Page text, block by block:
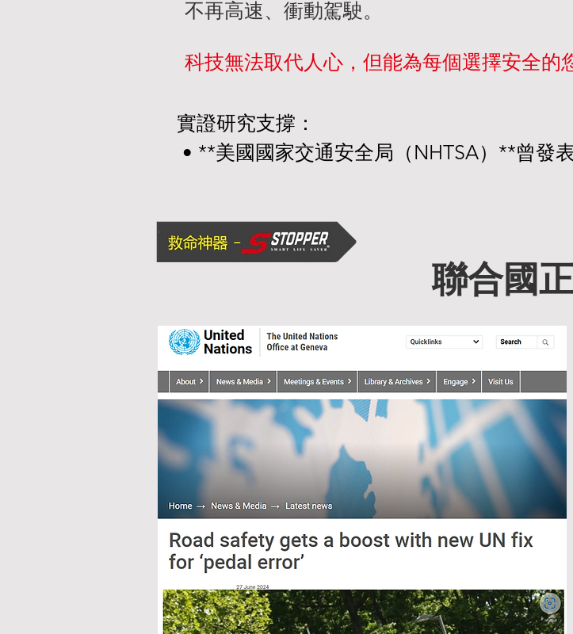
不再高速、衝動駕駛。
科技無法取代人心，但能為每個選擇安全的
實證研究支撐：
• **美國國家交通安全局（NHTSA）**曾發
「開車時人在緊張時明明要踩煞車，卻踩了
中有明確的解釋，屬於**「壓力誘發的動作
error under stress）」**，以下是專業解釋：
1. 壓力下「前額葉皮質功能下降」：理性控
• **前額葉皮質（Prefrontal Cortex）**是大
域。
• 高壓（例如緊張、驚嚇）時，杏仁核（
腦會資源轉移到處理生存危機的系統。
• 這會抑制前額葉功能，導致本來「清楚知
動作指令。
2. 動作選擇混淆（Motor Program Conflict）
• 腳踩油門或煞車屬於熟練的程序性記憶（
聯合國